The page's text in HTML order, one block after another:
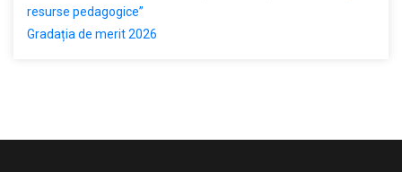
resurse pedagogice”
Gradația de merit 2026